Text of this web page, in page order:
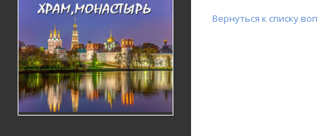
Вернуться к списку